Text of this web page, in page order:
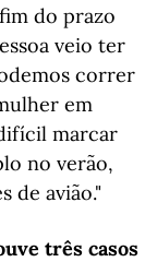
do prazo
veio ter
correr
em
marcar
no verão,
de avião."
três casos